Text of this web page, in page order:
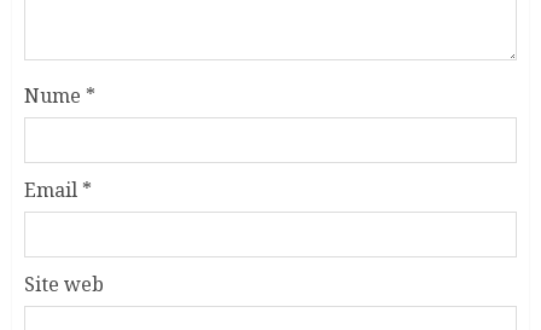
Nume *
Email *
Site web